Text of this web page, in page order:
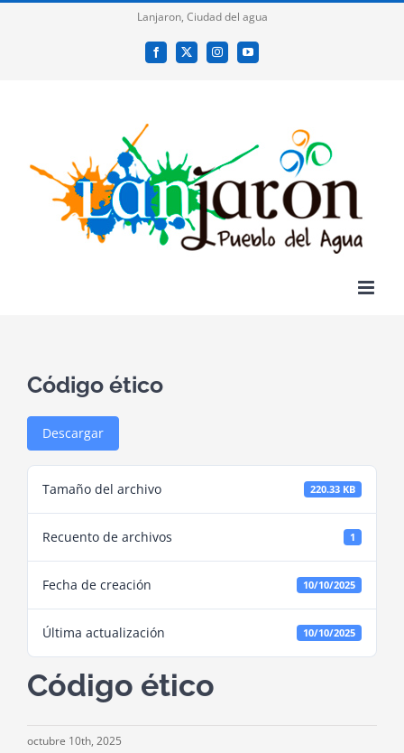
Lanjaron, Ciudad del agua
Facebook
X InstagramYouTube
Código ético
Descargar
Tamaño del archivo 220.33 KB
Recuento de archivos 1
Fecha de creación 10/10/2025
Última actualización 10/10/2025
Código ético
octubre 10th, 2025